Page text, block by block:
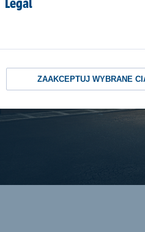
ZAAKCEPTUJ WYBRANE